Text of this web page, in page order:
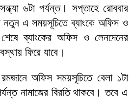
৬টা পর্যন্ত। সপ্তাহে রোববার
নতুন এ সময়সূচিতে ব্যাংকে অফিস ও
ব্যাংকের অফিস ও লেনদেনের
ফিরে যাবে।
অফিস সময়সূচিতে বেলা ১টা
নামাজের বিরতি থাকবে। তবে এ